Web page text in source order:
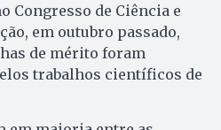
Congresso de Ciência e
em outubro passado,
de mérito foram
trabalhos científicos de